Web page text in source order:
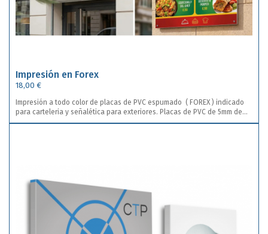
Impresión en Forex
18,00 €
Impresión a todo color de placas de PVC espumado ( FOREX ) indicado
para carteleria y señalética para exteriores. Placas de PVC de 5mm de
grosor. Impresión con tintas UV acabado mate y barniz protector.